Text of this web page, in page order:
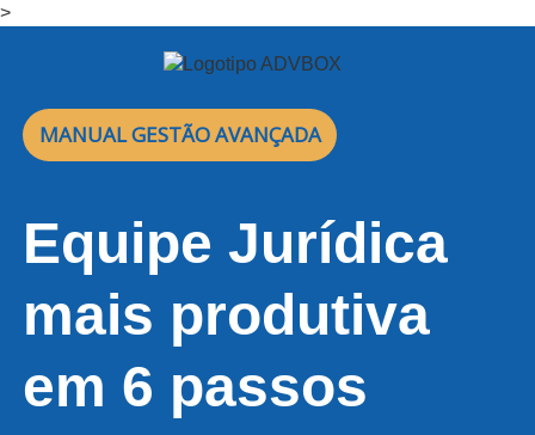
>
MANUAL GESTÃO AVANÇADA
Equipe Jurídica
mais produtiva
em 6 passos